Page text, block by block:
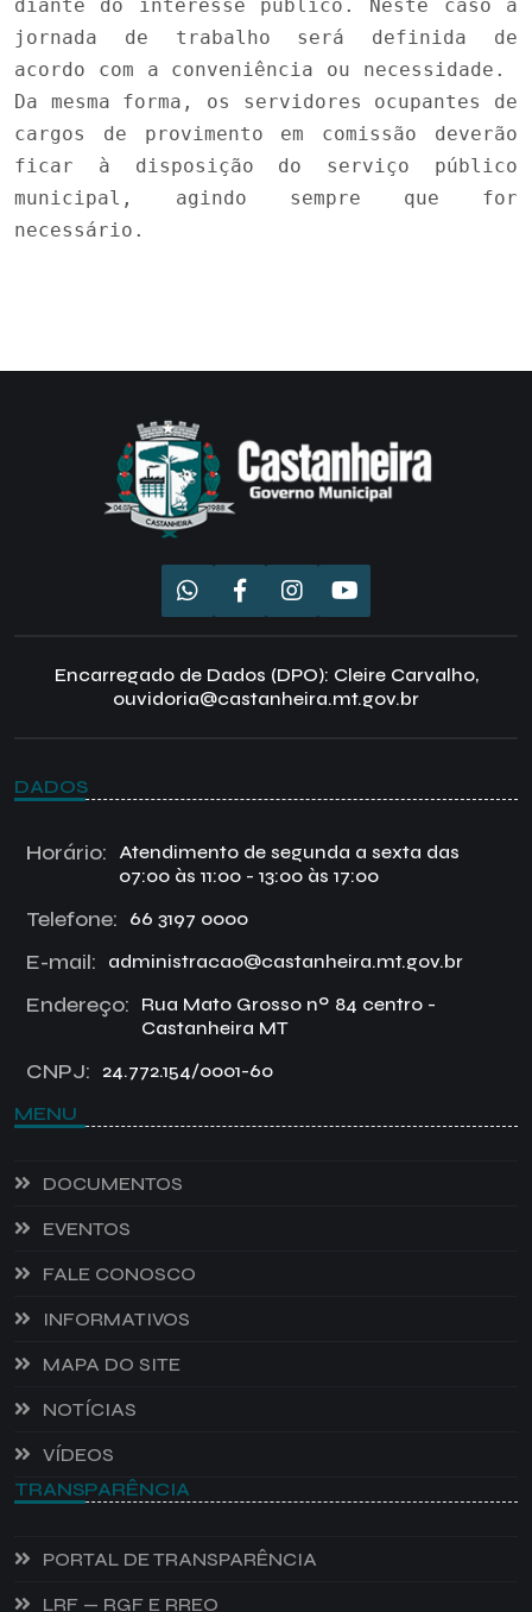
diante do interesse público. Neste caso a
jornada de trabalho será definida de
acordo com a conveniência ou necessidade.
Da mesma forma, os servidores ocupantes de
cargos de provimento em comissão deverão
ficar à disposição do serviço público
municipal, agindo sempre que for
necessário.
Encarregado de Dados (DPO): Cleire Carvalho,
ouvidoria@castanheira.mt.gov.br
DADOS
Horário:
Atendimento de segunda a sexta das
07:00 às 11:00 - 13:00 às 17:00
Telefone: 66 3197 0000
E-mail: administracao@castanheira.mt.gov.br
Endereço:
Rua Mato Grosso nº 84 centro -
Castanheira MT
CNPJ: 24.772.154/0001-60
MENU
DOCUMENTOS
EVENTOS
FALE CONOSCO
INFORMATIVOS
MAPA DO SITE
NOTÍCIAS
VÍDEOS
TRANSPARÊNCIA
PORTAL DE TRANSPARÊNCIA
LRF — RGF E RREO